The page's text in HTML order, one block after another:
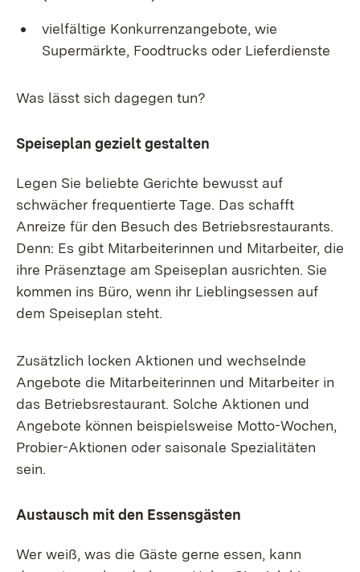
vielfältige Konkurrenzangebote, wie
Supermärkte, Foodtrucks oder Lieferdienste
Was lässt sich dagegen tun?
Speiseplan gezielt gestalten
Legen Sie beliebte Gerichte bewusst auf
schwächer frequentierte Tage. Das schafft
Anreize für den Besuch des Betriebsrestaurants.
Denn: Es gibt Mitarbeiterinnen und Mitarbeiter, die
ihre Präsenztage am Speiseplan ausrichten. Sie
kommen ins Büro, wenn ihr Lieblingsessen auf
dem Speiseplan steht.
Zusätzlich locken Aktionen und wechselnde
Angebote die Mitarbeiterinnen und Mitarbeiter in
das Betriebsrestaurant. Solche Aktionen und
Angebote können beispielsweise Motto-Wochen,
Probier-Aktionen oder saisonale Spezialitäten
sein.
Austausch mit den Essensgästen
Wer weiß, was die Gäste gerne essen, kann